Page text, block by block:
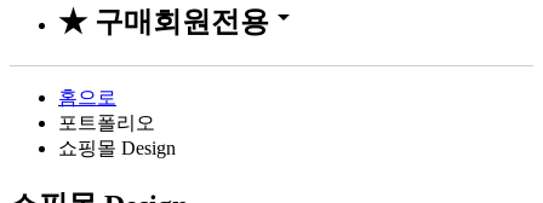
★ 구매회원전용 arrow_drop_down
홈으로
포트폴리오
쇼핑몰 Design